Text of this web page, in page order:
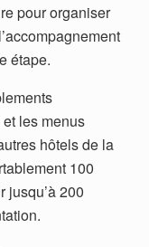
pour organiser
étape.
les menus
hôtels de la
100
jusqu’à 200